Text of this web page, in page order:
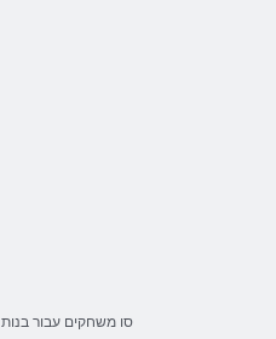
סו משחקים עבור בנות